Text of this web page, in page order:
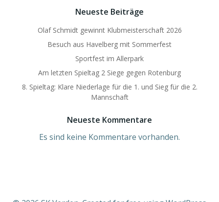
Neueste Beiträge
Olaf Schmidt gewinnt Klubmeisterschaft 2026
Besuch aus Havelberg mit Sommerfest
Sportfest im Allerpark
Am letzten Spieltag 2 Siege gegen Rotenburg
8. Spieltag: Klare Niederlage für die 1. und Sieg für die 2.
Mannschaft
Neueste Kommentare
Es sind keine Kommentare vorhanden.